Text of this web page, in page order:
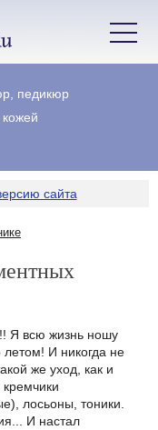
педикюр
сайта
Я всю жизнь ношу
И никогда не
же уход, как и
лосьоны, тоники.
И настал